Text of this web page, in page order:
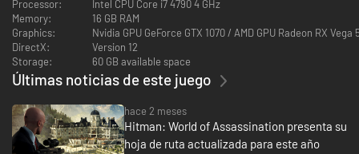
Una nueva forma de jugar según tus propios términos que combina
elementos de roguelike y planificación estratégica con una rejugabilidad
Processor:
Intel CPU Core i7 4790 4 GHz
Memory:
16 GB RAM
Graphics:
Nvidia GPU GeForce GTX 1070 / AMD GPU Radeon RX Vega
DirectX:
Version 12
Storage:
60 GB available space
Últimas noticias de este juego
hace 2 meses
Hitman: World of Assassination presenta su
hoja de ruta actualizada para este año